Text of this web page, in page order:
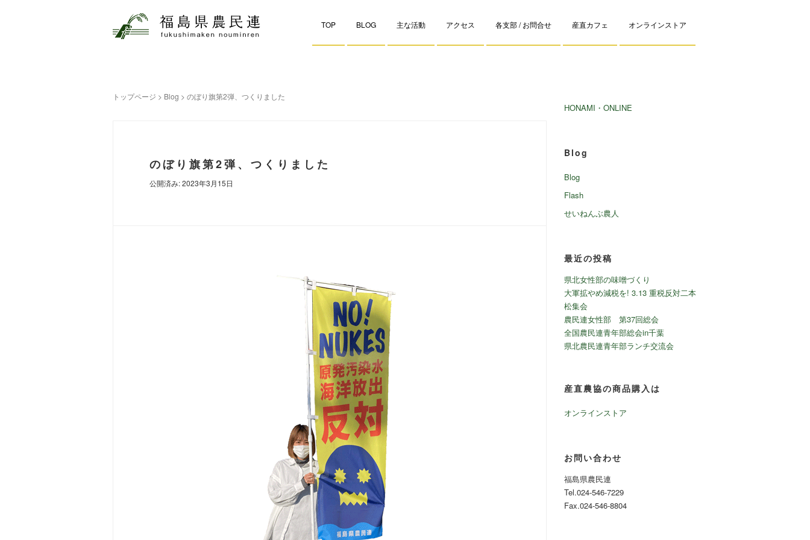
TOP BLOG 主な活動 アクセス 各支部 / お問合せ 産直カフェ オンラインストア
トップページ > Blog > のぼり旗第2弾、つくりました
のぼり旗第2弾、つくりました
公開済み: 2023年3月15日
HONAMI・ONLINE
Blog
Blog
Flash
せいねんぶ農人
最近の投稿
県北女性部の味噌づくり
大軍拡やめ減税を! 3.13 重税反対二本
松集会
農民連女性部 第37回総会
全国農民連青年部総会in千葉
県北農民連青年部ランチ交流会
産直農協の商品購入は
オンラインストア
お問い合わせ
福島県農民連
Tel.024-546-7229
Fax.024-546-8804